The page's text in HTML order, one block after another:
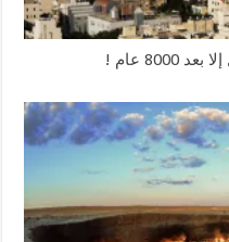
عام !